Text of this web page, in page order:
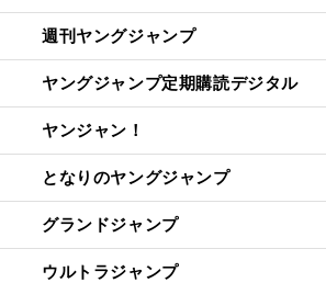
週刊ヤングジャンプ
ヤングジャンプ定期購読デジタル
ヤンジャン！
となりのヤングジャンプ
グランドジャンプ
ウルトラジャンプ